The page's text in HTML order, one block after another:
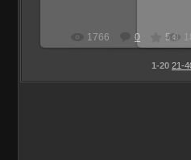
1766 0 5.0
1-20 21-